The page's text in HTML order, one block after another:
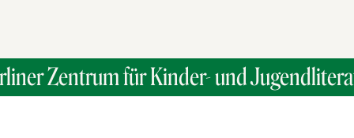
Zentrum für Kinder- und